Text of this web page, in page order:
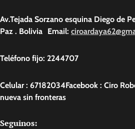
Av.Tejada Sorzano esquina Diego de
Paz . Bolivia Email:
Teléfono fijo: 2244707
Celular : 67182034Facebook : Ciro
nueva sin fronteras
Seguinos: